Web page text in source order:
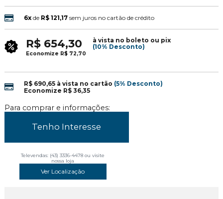
6xde R$ 121,17 sem juros no cartão de crédito
R$ 654,30
à vista no boleto ou pix
(10% Desconto)
Economize R$ 72,70
R$ 690,65 à vista no cartão (5% Desconto)
Economize R$ 36,35
Para comprar e informações:
Tenho Interesse
Televendas: (43) 3336-4478 ou visite
nossa loja
Ver Localização